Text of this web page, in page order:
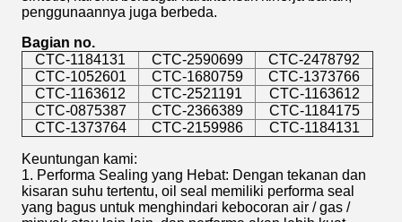
penggunaannya juga berbeda.
Bagian no.
CTC-1184131
CTC-2590699
CTC-2478792
CTC-1052601
CTC-1680759
CTC-1373766
CTC-1163612
CTC-2521191
CTC-1163612
CTC-0875387
CTC-2366389
CTC-1184175
CTC-1373764
CTC-2159986 CTC-1184131
Keuntungan kami:
1. Performa Sealing yang Hebat: Dengan tekanan dan
kisaran suhu tertentu, oil seal memiliki performa seal
yang bagus untuk menghindari kebocoran air / gas /